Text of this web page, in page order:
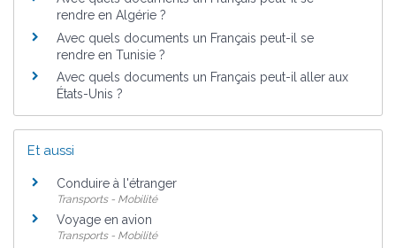
rendre en Algérie ?
Avec quels documents un Français peut-il se
rendre en Tunisie ?
Avec quels documents un Français peut-il aller aux
États-Unis ?
Et aussi
Conduire à l'étranger
Transports - Mobilité
Voyage en avion
Transports - Mobilité